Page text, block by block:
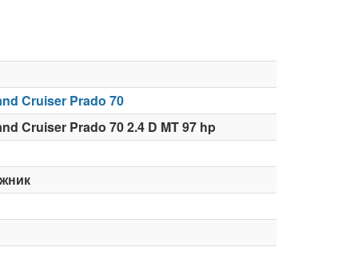
Cruiser Prado 70
Cruiser Prado 70 2.4 D MT 97 hp